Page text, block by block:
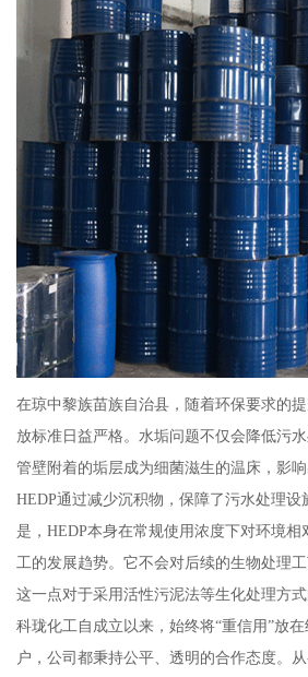
在琼中黎族苗族自治县，随着环保要求的
放标准日益严格。水垢问题不仅会降低污
管壁附着的垢层成为细菌滋生的温床，影
HEDP通过减少沉积物，保障了污水处理
是，HEDP本身在常规使用浓度下对环境
工的发展趋势。它不会对后续的生物处理
这一点对于采用活性污泥法等生化处理方式
科珑化工自成立以来，始终将“重信用”放
户，公司都秉持公平、透明的合作态度。